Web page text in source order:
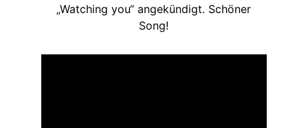
„Watching you“ angekündigt. Schöner
Song!